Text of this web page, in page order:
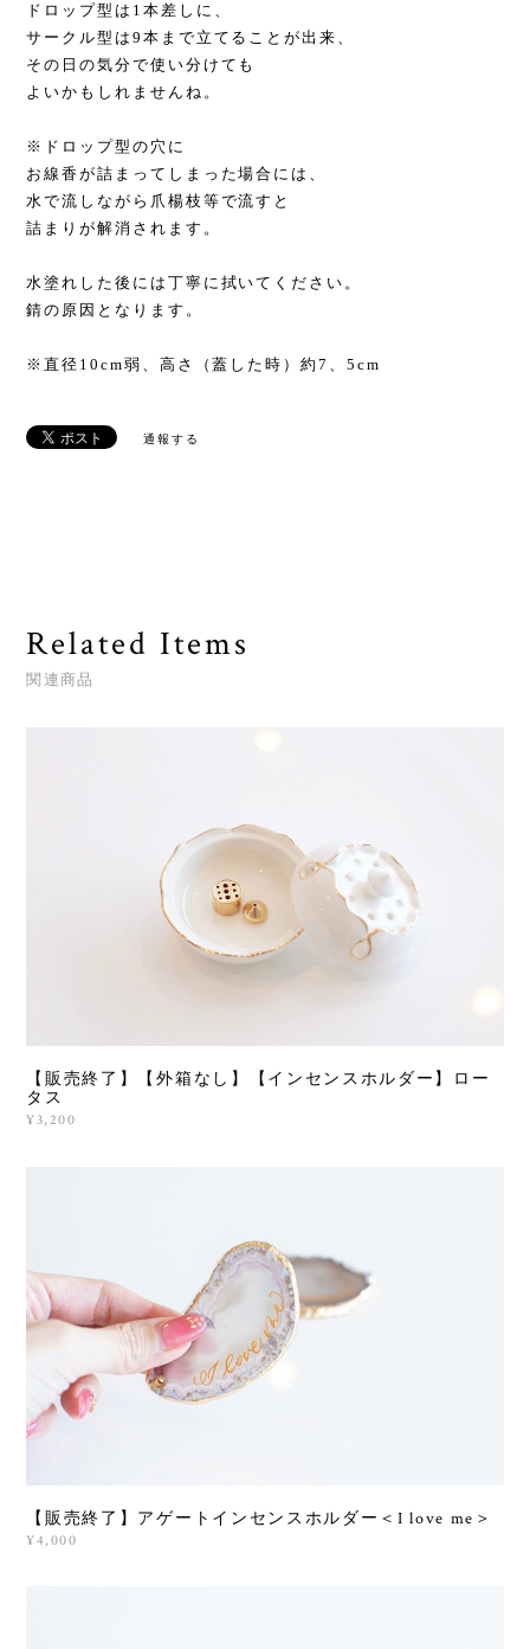
ドロップ型は1本差しに、
サークル型は9本まで立てることが出来、
その日の気分で使い分けても
よいかもしれませんね。
※ドロップ型の穴に
お線香が詰まってしまった場合には、
水で流しながら爪楊枝等で流すと
詰まりが解消されます。
水塗れした後には丁寧に拭いてください。
錆の原因となります。
※直径10cm弱、高さ（蓋した時）約7、5cm
通報する
Related Items
関連商品
【販売終了】【外箱なし】【インセンスホルダー】ロー
タス
¥3,200
【販売終了】アゲートインセンスホルダー＜I love me＞
¥4,000